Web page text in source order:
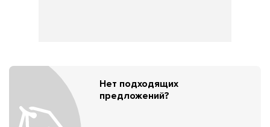
Нет подходящих
предложений?